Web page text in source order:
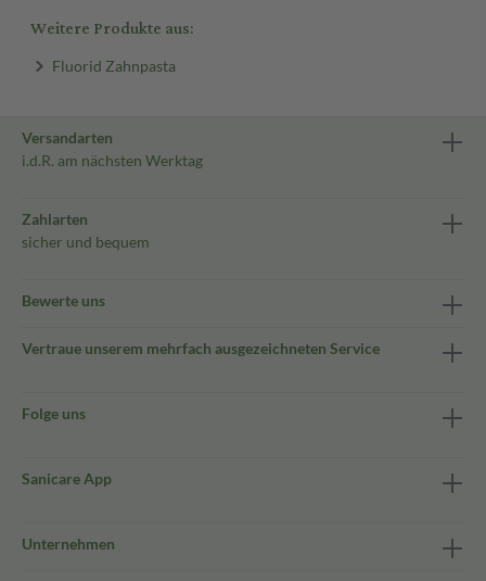
Weitere Produkte aus:
Fluorid Zahnpasta
Versandarten
i.d.R. am nächsten Werktag
Zahlarten
sicher und bequem
Bewerte uns
Vertraue unserem mehrfach ausgezeichneten Service
Folge uns
Sanicare App
Unternehmen